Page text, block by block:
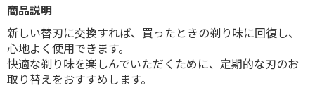
商品説明
新しい替刃に交換すれば、買ったときの剃り味に回復し、
心地よく使用できます。
快適な剃り味を楽しんでいただくために、定期的な刃のお
取り替えをおすすめします。